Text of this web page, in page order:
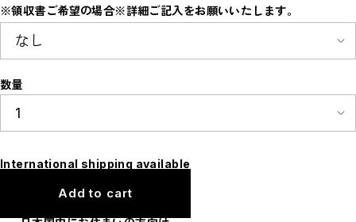
W
【LADIES】ITEM LIST
BELT / ベルト
GOODS / スカーフ,フレグランス , 他...
HOME / 照明
※領収書ご希望の場合※詳細ご記入をお願いいたします。
数量
International shipping available
Add to cart